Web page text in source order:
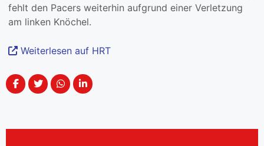
fehlt den Pacers weiterhin aufgrund einer Verletzung
am linken Knöchel.
Weiterlesen auf HRT